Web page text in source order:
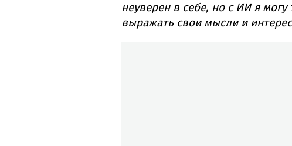
неуверен в себе, но с ИИ я
выражать свои мысли и